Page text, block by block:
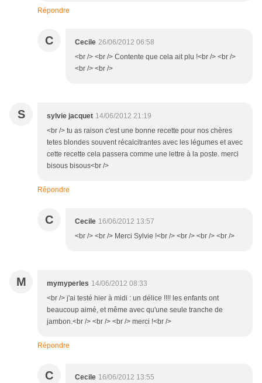
Répondre
C Cecile 26/06/2012 06:58
<br /> <br /> Contente que cela ait plu !<br /> <br />
<br /> <br />
S sylvie jacquet 14/06/2012 21:19
<br /> tu as raison c'est une bonne recette pour nos chères
tetes blondes souvent récalcitrantes avec les légumes et avec
cette recette cela passera comme une lettre à la poste. merci
bisous bisous<br />
Répondre
C Cecile 16/06/2012 13:57
<br /> <br /> Merci Sylvie !<br /> <br /> <br /> <br />
M mymyperles 14/06/2012 08:33
<br /> j'ai testé hier à midi : un délice !!!! les enfants ont
beaucoup aimé, et même avec qu'une seule tranche de
jambon.<br /> <br /> <br /> merci !<br />
Répondre
C Cecile 16/06/2012 13:55